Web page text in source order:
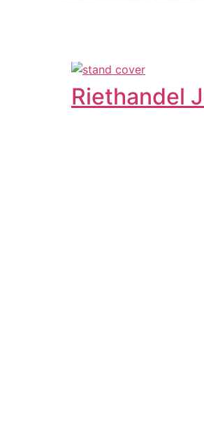
Riethandel